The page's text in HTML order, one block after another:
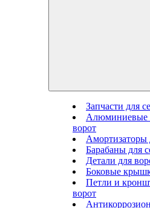
Запчасти для
Алюминиевые
ворот
Амортизаторы
Барабаны для
Детали для
Боковые
Петли и
ворот